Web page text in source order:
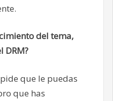
del tema,
DRM?
que le puedas
que has